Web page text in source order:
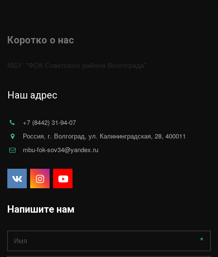
Коротко о нас
МБУ  "ФОК Советского района Волгограда"
Наш адрес
+7 (8442) 31-94-07
Россия, г. Волгоград, ул. Калининградская, 28, 400011
mbu-fok-sov34@yandex.ru
Напишите нам
*